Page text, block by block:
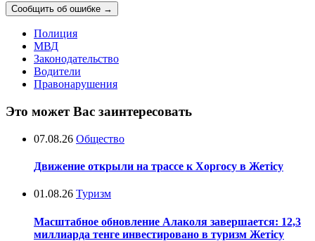
Сообщить об ошибке →
Полиция
МВД
Законодательство
Водители
Правонарушения
Это может Вас заинтересовать
07.08.26 Общество
Движение открыли на трассе к Хоргосу в Жетісу
01.08.26 Туризм
Масштабное обновление Алаколя завершается: 12,3
миллиарда тенге инвестировано в туризм Жетісу